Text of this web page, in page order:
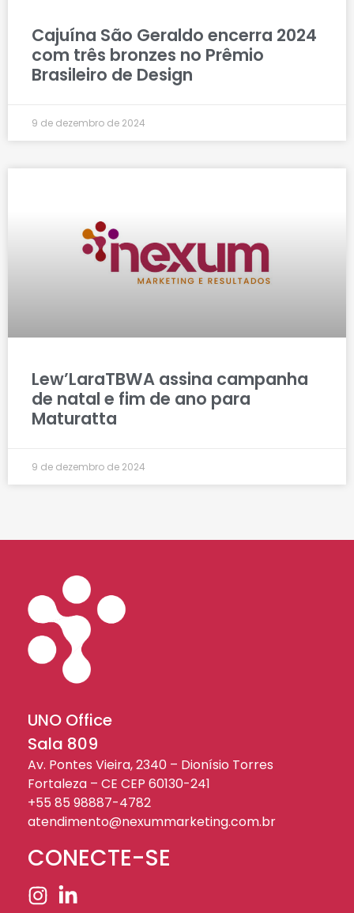
Cajuína São Geraldo encerra 2024
com três bronzes no Prêmio
Brasileiro de Design
9 de dezembro de 2024
Lew’LaraTBWA assina campanha
de natal e fim de ano para
Maturatta
9 de dezembro de 2024
UNO Office
Sala 809
Av. Pontes Vieira, 2340 – Dionísio Torres
Fortaleza – CE CEP 60130-241
+55 85 98887-4782
atendimento@nexummarketing.com.br
CONECTE-SE